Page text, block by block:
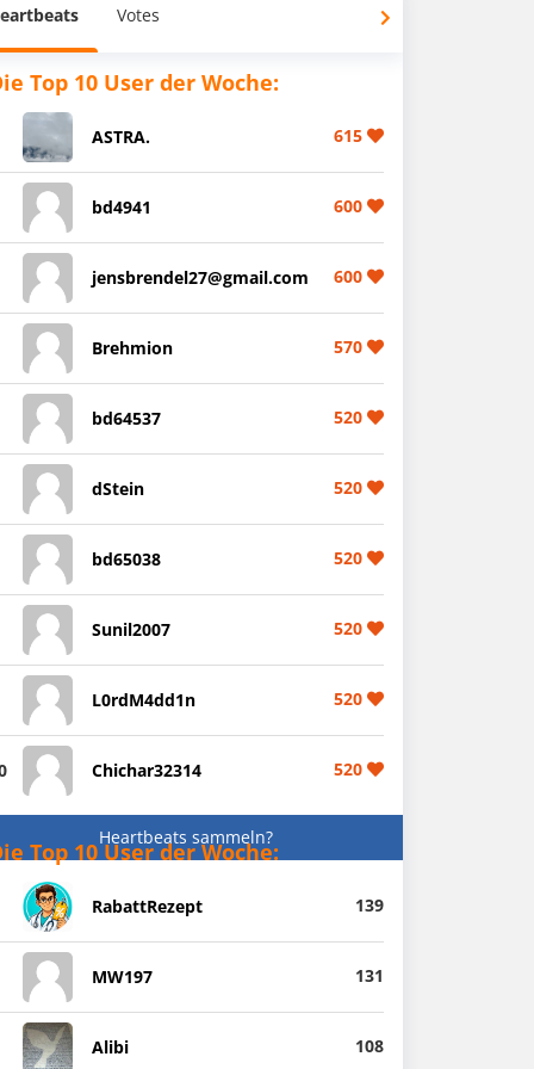
Votes
Top 10 User der Woche:
ASTRA. 615
bd4941 600
jensbrendel27@gmail.com 600
Brehmion 570
bd64537 520
dStein 520
bd65038 520
Sunil2007 520
L0rdM4dd1n 520
Chichar32314 520
Heartbeats sammeln?
Top 10 User der Woche:
RabattRezept 139
MW197 131
Alibi 108